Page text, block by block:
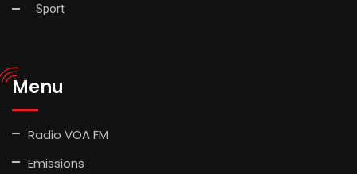
Sport
Menu
Radio VOA FM
Emissions